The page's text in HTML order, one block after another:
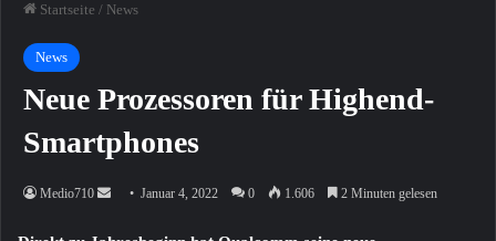
Startseite / News
News
Neue Prozessoren für Highend-
Smartphones
Medio710
SendeJanuar 4, 2022 0 1.606 2 Minuten gelesen